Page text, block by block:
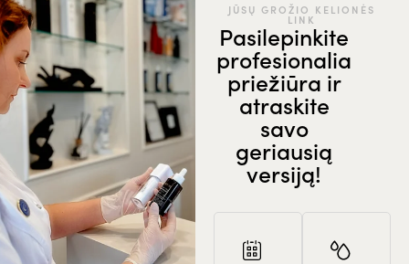
JŪSŲ GROŽIO KELIONĖS
LINK
Pasilepinkite
profesionalia
priežiūra ir
atraskite
savo
geriausią
versiją!